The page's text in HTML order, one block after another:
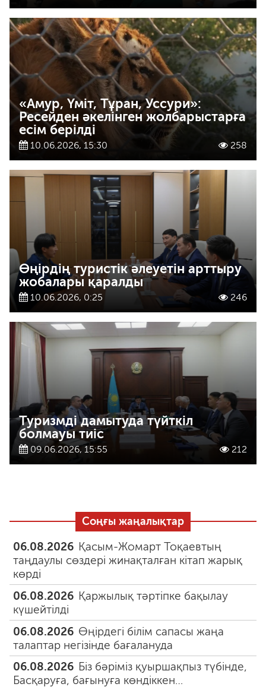
«Амур, Үміт, Тұран, Уссури»:
Ресейден әкелінген жолбарыстарға
есім берілді
10.06.2026, 15:30 258
Өңірдің туристік әлеуетін арттыру
жобалары қаралды
10.06.2026, 0:25 246
Туризмді дамытуда түйткіл
болмауы тиіс
09.06.2026, 15:55 212
Соңғы жаңалықтар
06.08.2026 Қасым-Жомарт Тоқаевтың
таңдаулы сөздері жинақталған кітап жарық
көрді
06.08.2026 Қаржылық тәртіпке бақылау
күшейтілді
06.08.2026 Өңірдегі білім сапасы жаңа
талаптар негізінде бағалануда
06.08.2026 Біз бәріміз қуыршақпыз түбінде,
Басқаруға, бағынуға көндіккен…